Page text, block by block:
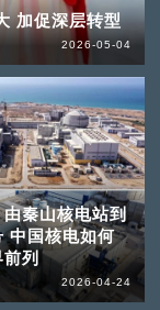
加促深层转型
2026-05-04
秦山核电站到
中国核电如何
列
2026-04-24